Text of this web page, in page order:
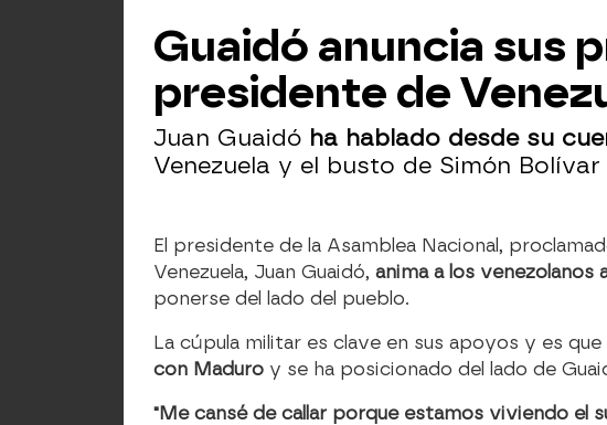
Guaidó anuncia sus
presidente de
Juan Guaidó ha hablado desde su
Venezuela y el busto de Simón Bolívar
El presidente de la Asamblea Nacional,
Venezuela, Juan Guaidó,anima a los venezolanos
ponerse del lado del pueblo.
La cúpula militar es clave en sus apoyos y es
con Maduro y se ha posicionado del lado de
"Me cansé de callar porque estamos viviendo el